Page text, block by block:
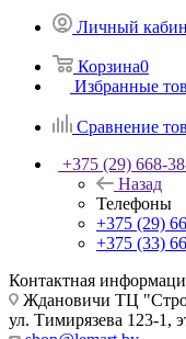
Личный
Корзина0
Избранные
Сравнение
+375 (29) 668-
Назад
Телефоны
+375 (29)
+375 (33)
Контактная
Ждановичи ТЦ
ул. Тимирязева 123-1,